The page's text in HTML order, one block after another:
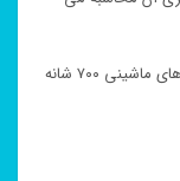
در این نوشته اطلاعات کاملی را در مورد انواع فرش های ماشینی ۷۰۰ شانه